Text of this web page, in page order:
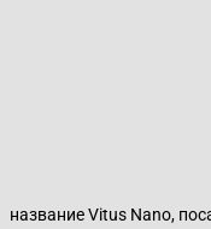
название Vitus Nano,